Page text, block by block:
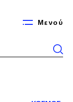
Μενού